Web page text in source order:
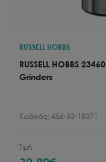
RUSSELL HOBBS
RUSSELL HOBBS
Grinders
Κωδικός: 456-33-18371
Τιμή